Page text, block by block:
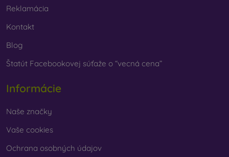
Reklamácia
Kontakt
Blog
Štatút Facebookovej súťaže o “vecná cena”
Informácie
Naše značky
Vaše cookies
Ochrana osobných údajov